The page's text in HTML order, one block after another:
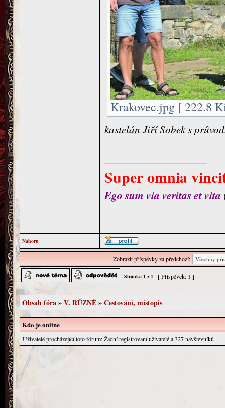
Krakovec.jpg [ 222.8
kastelán Jiří Sobek s
Super omnia
Ego sum via veritas et vita
Nahoru
Zobrazit příspěvky za předchozí:
Stránka 1 z 1 [ Příspěvek: 1 ]
Obsah fóra»V. RŮZNÉ»Cestování, místopis
Kdo je online
Uživatelé procházející toto fórum: Žádní registrovaní uživatelé a 327 návštevníků